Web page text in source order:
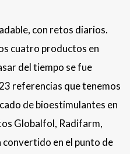
con retos diarios.
cuatro productos en
del tiempo se fue
referencias que tenemos
de bioestimulantes en
Globalfol, Radifarm,
convertido en el punto de